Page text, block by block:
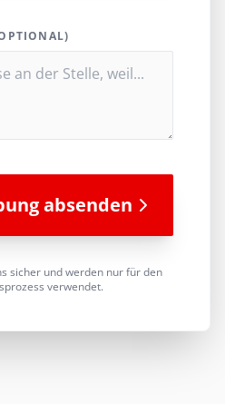
absenden
sicher und werden nur für den
verwendet.